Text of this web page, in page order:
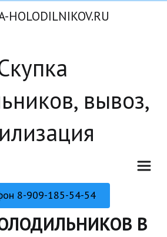
HOLODILNIKOV.RU
вывоз,
8-909-185-54-54
В